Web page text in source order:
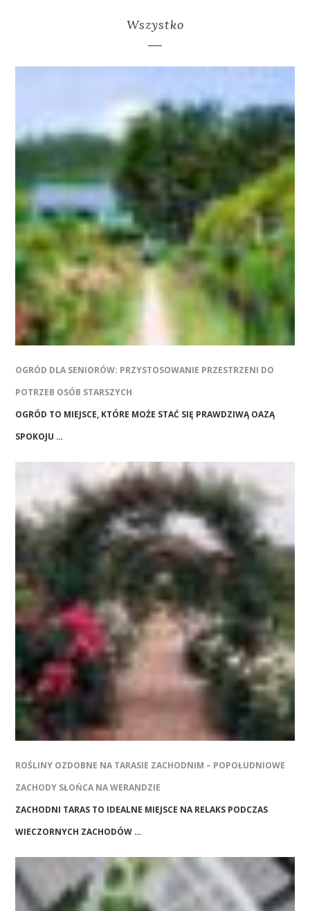
Wszystko
OGRÓD DLA SENIORÓW: PRZYSTOSOWANIE PRZESTRZENI DO
POTRZEB OSÓB STARSZYCH
OGRÓD TO MIEJSCE, KTÓRE MOŻE STAĆ SIĘ PRAWDZIWĄ OAZĄ
SPOKOJU …
ROŚLINY OZDOBNE NA TARASIE ZACHODNIM – POPOŁUDNIOWE
ZACHODY SŁOŃCA NA WERANDZIE
ZACHODNI TARAS TO IDEALNE MIEJSCE NA RELAKS PODCZAS
WIECZORNYCH ZACHODÓW …